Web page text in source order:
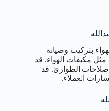
بتركيب وصيانة
مثل مكيفات الهواء. قد
الطوارئ. قد
العملاء.